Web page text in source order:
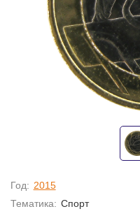
Год: 2015
Тематика: Спорт